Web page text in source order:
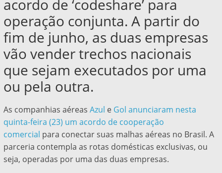
acordo de ‘codeshare’ para
operação conjunta. A partir do
fim de junho, as duas empresas
vão vender trechos nacionais
que sejam executados por uma
ou pela outra.
As companhias aéreas Azul e Gol anunciaram nesta
quinta-feira (23) um acordo de cooperação
comercial para conectar suas malhas aéreas no Brasil. A
parceria contempla as rotas domésticas exclusivas, ou
seja, operadas por uma das duas empresas.